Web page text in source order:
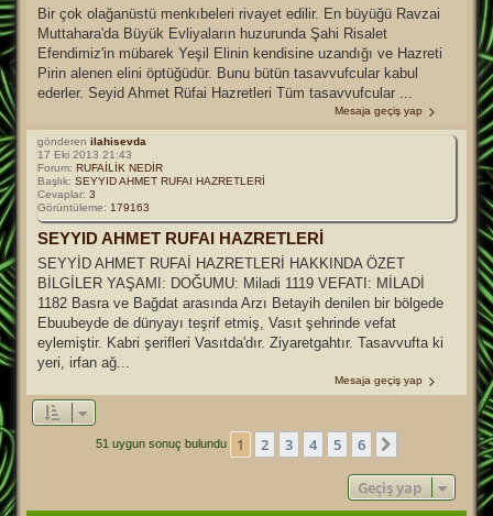
Bir çok olağanüstü menkıbeleri rivayet edilir. En büyüğü Ravzai
Muttahara'da Büyük Evliyaların huzurunda Şahi Risalet
Efendimiz'in mübarek Yeşil Elinin kendisine uzandığı ve Hazreti
Pirin alenen elini öptüğüdür. Bunu bütün tasavvufcular kabul
ederler. Seyid Ahmet Rüfai Hazretleri Tüm tasavvufcular ...
Mesaja geçiş yap
gönderen ilahisevda
17 Eki 2013 21:43
Forum: RUFAİLİK NEDİR
Başlık: SEYYID AHMET RUFAI HAZRETLERİ
Cevaplar: 3
Görüntüleme: 179163
SEYYID AHMET RUFAI HAZRETLERİ
SEYYİD AHMET RUFAİ HAZRETLERİ HAKKINDA ÖZET
BİLGİLER YAŞAMI: DOĞUMU: Miladi 1119 VEFATI: MİLADİ
1182 Basra ve Bağdat arasında Arzı Betayih denilen bir bölgede
Ebuubeyde de dünyayı teşrif etmiş, Vasıt şehrinde vefat
eylemiştir. Kabri şerifleri Vasıtda'dır. Ziyaretgahtır. Tasavvufta ki
yeri, irfan ağ...
Mesaja geçiş yap
51 uygun sonuç bulundu 1 2 3 4 5 6
Geçiş yap